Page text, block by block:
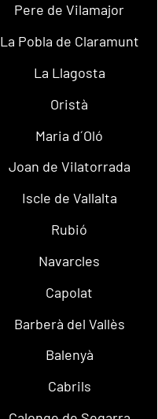
Pere de Vilamajor
La Pobla de Claramunt
La Llagosta
Oristà
Maria d´Oló
Joan de Vilatorrada
Iscle de Vallalta
Rubió
Navarcles
Capolat
Barberà del Vallès
Balenyà
Cabrils